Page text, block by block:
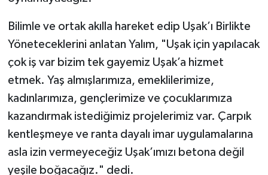
Bilimle ve ortak akılla hareket edip Uşak’ı Birlikte
Yöneteceklerini anlatan Yalım, "Uşak için yapılacak
çok iş var bizim tek gayemiz Uşak’a hizmet
etmek. Yaş almışlarımıza, emeklilerimize,
kadınlarımıza, gençlerimize ve çocuklarımıza
kazandırmak istediğimiz projelerimiz var. Çarpık
kentleşmeye ve ranta dayalı imar uygulamalarına
asla izin vermeyeceğiz Uşak’ımızı betona değil
yeşile boğacağız." dedi.